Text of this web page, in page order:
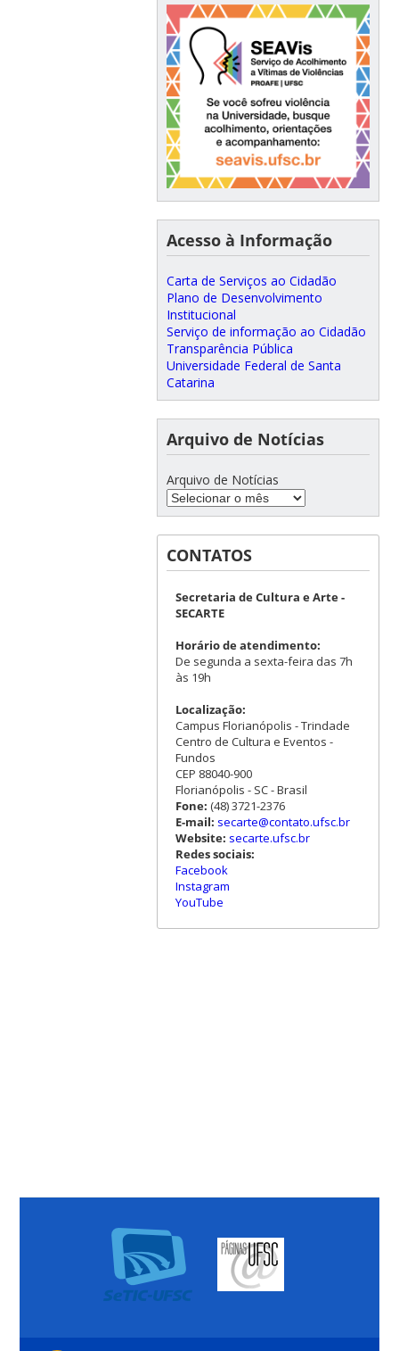
Acesso à Informação
Carta de Serviços ao Cidadão
Plano de Desenvolvimento
Institucional
Serviço de informação ao Cidadão
Transparência Pública
Universidade Federal de Santa
Catarina
Arquivo de Notícias
Arquivo de Notícias
CONTATOS
Secretaria de Cultura e Arte -
SECARTE
Horário de atendimento:
De segunda a sexta-feira das 7h
às 19h
Localização:
Campus Florianópolis - Trindade
Centro de Cultura e Eventos -
Fundos
CEP 88040-900
Florianópolis - SC - Brasil
Fone: (48) 3721-2376
E-mail: secarte@contato.ufsc.br
Website: secarte.ufsc.br
Redes sociais:
Facebook
Instagram
YouTube